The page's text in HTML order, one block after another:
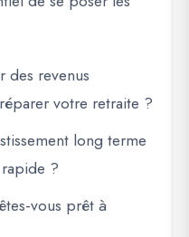
des revenus
votre retraite ?
long terme
?
vous prêt à